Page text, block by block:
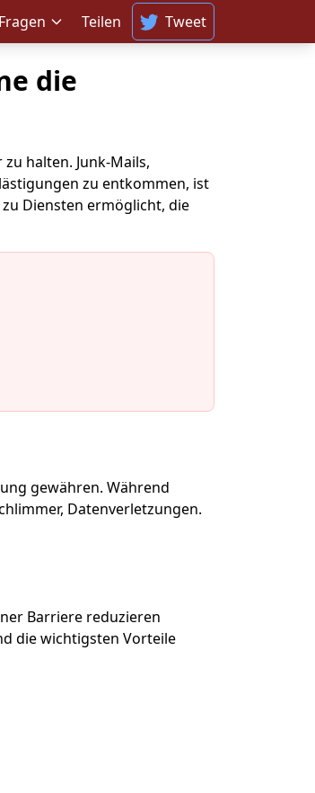
Teilen Tweet
die
halten. Junk-Mails,
zu entkommen, ist
Diensten ermöglicht, die
Aktion
gewähren. Während
Datenverletzungen.
Barriere reduzieren
die wichtigsten Vorteile